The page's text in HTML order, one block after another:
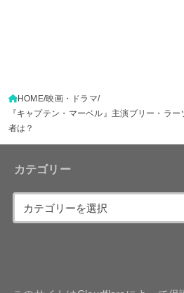
HOME 映画・ドラマ
『キャプテン・マーベル』主演ブリー・ラ
者は？
カテゴリー